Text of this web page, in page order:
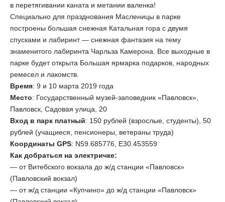
в перетягивании каната и метании валенка!
Специально для празднования Масленицы в парке
построены большая снежная Катальная гора с двумя
спусками и лабиринт — снежная фантазия на тему
знаменитого лабиринта Чарльза Камерона. Все выходные в
парке будет открыта Большая ярмарка подарков, народных
ремесел и лакомств.
Время: 9 и 10 марта 2019 года
Место: Государственный музей-заповедник «Павловск»,
Павловск, Садовая улица, 20
Вход в парк платный: 150 рублей (взрослые, студенты), 50
рублей (учащиеся, пенсионеры, ветераны труда)
Координаты GPS: N59.685776, E30.453559
Как добраться на электричке:
— от Витебского вокзала до ж/д станции «Павловск»
(Павловский вокзал)
— от ж/д станции «Купчино» до ж/д станции «Павловск»